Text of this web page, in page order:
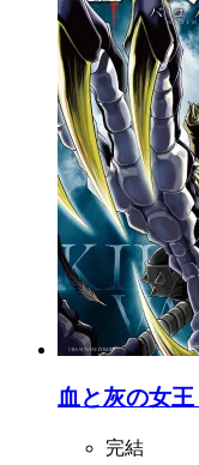
血と灰の女王
完結